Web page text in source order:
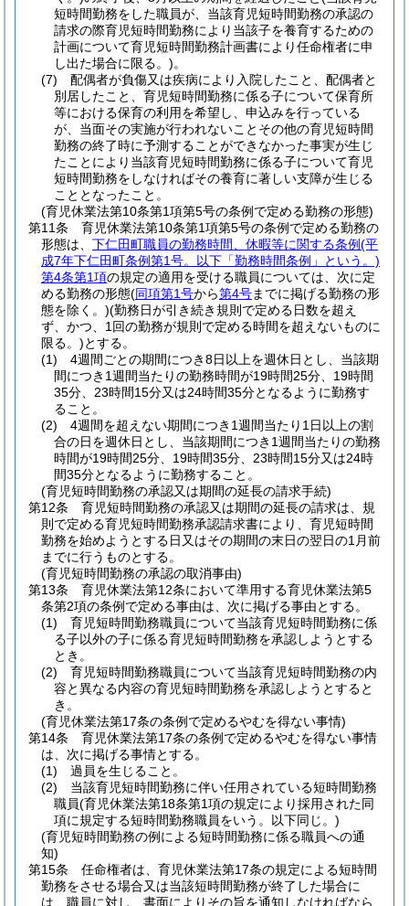
短時間勤務をした職員が、当該育児短時間勤務の承認の
請求の際育児短時間勤務により当該子を養育するための
計画について育児短時間勤務計画書により任命権者に申
し出た場合に限る。)。
(7)
配偶者が負傷又は疾病により入院したこと、配偶者と
別居したこと、育児短時間勤務に係る子について保育所
等における保育の利用を希望し、申込みを行っている
が、当面その実施が行われないことその他の育児短時間
勤務の終了時に予測することができなかった事実が生じ
たことにより当該育児短時間勤務に係る子について育児
短時間勤務をしなければその養育に著しい支障が生じる
こととなったこと。
(育児休業法第10条第1項第5号の条例で定める勤務の形態)
第11条
育児休業法第10条第1項第5号の条例で定める勤務の
形態は、 下仁田町職員の勤務時間、休暇等に関する条例(平
成7年下仁田町条例第1号。以下「勤務時間条例」という。)
第4条第1項の規定の適用を受ける職員については、次に定
める勤務の形態(同項第1号から第4号までに掲げる勤務の形
態を除く。)(勤務日が引き続き規則で定める日数を超え
ず、かつ、1回の勤務が規則で定める時間を超えないものに
限る。)とする。
(1)
4週間ごとの期間につき8日以上を週休日とし、当該期
間につき1週間当たりの勤務時間が19時間25分、19時間
35分、23時間15分又は24時間35分となるように勤務す
ること。
(2)
4週間を超えない期間につき1週間当たり1日以上の割
合の日を週休日とし、当該期間につき1週間当たりの勤務
時間が19時間25分、19時間35分、23時間15分又は24時
間35分となるように勤務すること。
(育児短時間勤務の承認又は期間の延長の請求手続)
第12条
育児短時間勤務の承認又は期間の延長の請求は、規
則で定める育児短時間勤務承認請求書により、育児短時間
勤務を始めようとする日又はその期間の末日の翌日の1月前
までに行うものとする。
(育児短時間勤務の承認の取消事由)
第13条
育児休業法第12条において準用する育児休業法第5
条第2項の条例で定める事由は、次に掲げる事由とする。
(1)
育児短時間勤務職員について当該育児短時間勤務に係
る子以外の子に係る育児短時間勤務を承認しようとする
とき。
(2)
育児短時間勤務職員について当該育児短時間勤務の内
容と異なる内容の育児短時間勤務を承認しようとすると
き。
(育児休業法第17条の条例で定めるやむを得ない事情)
第14条
育児休業法第17条の条例で定めるやむを得ない事情
は、次に掲げる事情とする。
(1)
過員を生じること。
(2)
当該育児短時間勤務に伴い任用されている短時間勤務
職員(育児休業法第18条第1項の規定により採用された同
項に規定する短時間勤務職員をいう。以下同じ。)
(育児短時間勤務の例による短時間勤務に係る職員への通
知)
第15条
任命権者は、育児休業法第17条の規定による短時間
勤務をさせる場合又は当該短時間勤務が終了した場合に
は、職員に対し、書面によりその旨を通知しなければなら